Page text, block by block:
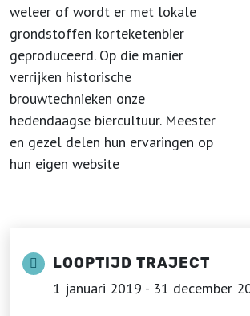
weleer of wordt er met lokale
grondstoffen korteketenbier
geproduceerd. Op die manier
verrijken historische
brouwtechnieken onze
hedendaagse biercultuur. Meester
en gezel delen hun ervaringen op
hun eigen website
LOOPTIJD TRAJECT
1 januari 2019 - 31 december